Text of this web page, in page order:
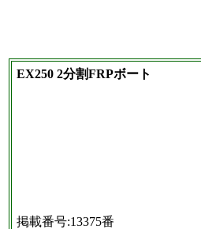
EX250 2分割FRPボート
掲載番号:13375番